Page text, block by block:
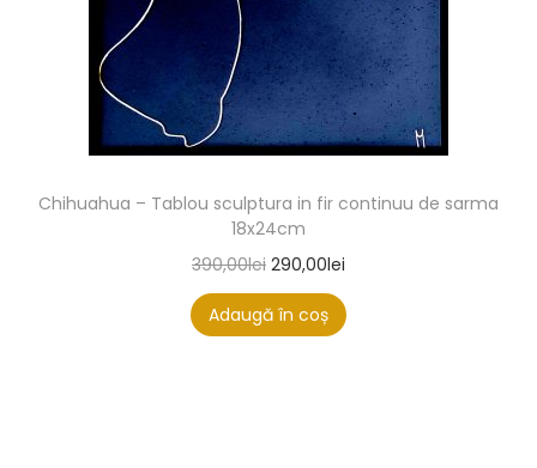
Chihuahua – Tablou sculptura in fir continuu de sarma
18x24cm
390,00lei 290,00lei
Adaugă în coș